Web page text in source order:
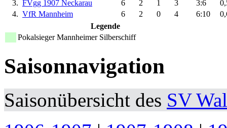
3. FVgg 1907 Neckarau 6 2 1 3 3:6
4. VfR Mannheim 6 2 0 4 6:10
Legende
Pokalsieger Mannheimer Silberschiff
Saisonnavigation
Saisonübersicht des SV